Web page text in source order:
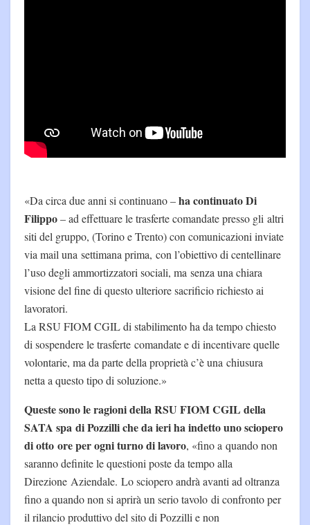
«Da circa due anni si continuano –ha continuato Di
Filippo– ad effettuare le trasferte comandate presso gli altri
siti del gruppo, (Torino e Trento) con comunicazioni inviate
via mail una settimana prima, con l’obiettivo di centellinare
l’uso degli ammortizzatori sociali, ma senza una chiara
visione del fine di questo ulteriore sacrificio richiesto ai
lavoratori.
La RSU FIOM CGIL di stabilimento ha da tempo chiesto
di sospendere le trasferte comandate e di incentivare quelle
volontarie, ma da parte della proprietà c’è una chiusura
netta a questo tipo di soluzione.»
Queste sono le ragioni della RSU FIOM CGIL della
SATA spa di Pozzilli che da ieri ha indetto uno sciopero
di otto ore per ogni turno di lavoro, «fino a quando non
saranno definite le questioni poste da tempo alla
Direzione Aziendale. Lo sciopero andrà avanti ad oltranza
fino a quando non si aprirà un serio tavolo di confronto per
il rilancio produttivo del sito di Pozzilli e non